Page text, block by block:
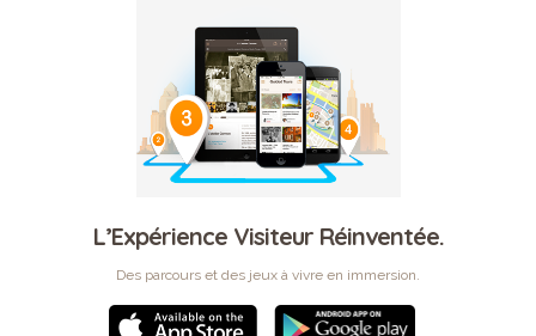
L’Expérience Visiteur Réinventée.
Des parcours et des jeux à vivre en immersion.